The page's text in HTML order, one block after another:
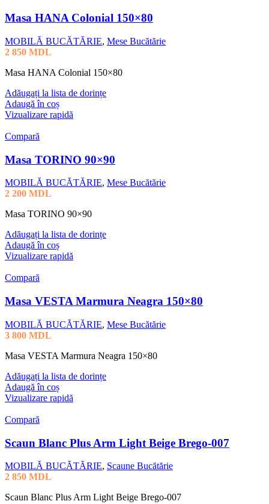
Masa HANA Colonial 150×80
MOBILĂ BUCĂTĂRIE, Mese Bucătărie
2 850 MDL
Masa HANA Colonial 150×80
Adăugați la lista de dorințe
Adaugă în coș
Vizualizare rapidă
Compară
Masa TORINO 90×90
MOBILĂ BUCĂTĂRIE, Mese Bucătărie
2 200 MDL
Masa TORINO 90×90
Adăugați la lista de dorințe
Adaugă în coș
Vizualizare rapidă
Compară
Masa VESTA Marmura Neagra 150×80
MOBILĂ BUCĂTĂRIE, Mese Bucătărie
3 800 MDL
Masa VESTA Marmura Neagra 150×80
Adăugați la lista de dorințe
Adaugă în coș
Vizualizare rapidă
Compară
Scaun Blanc Plus Arm Light Beige Brego-007
MOBILĂ BUCĂTĂRIE, Scaune Bucătărie
2 850 MDL
Scaun Blanc Plus Arm Light Beige Brego-007